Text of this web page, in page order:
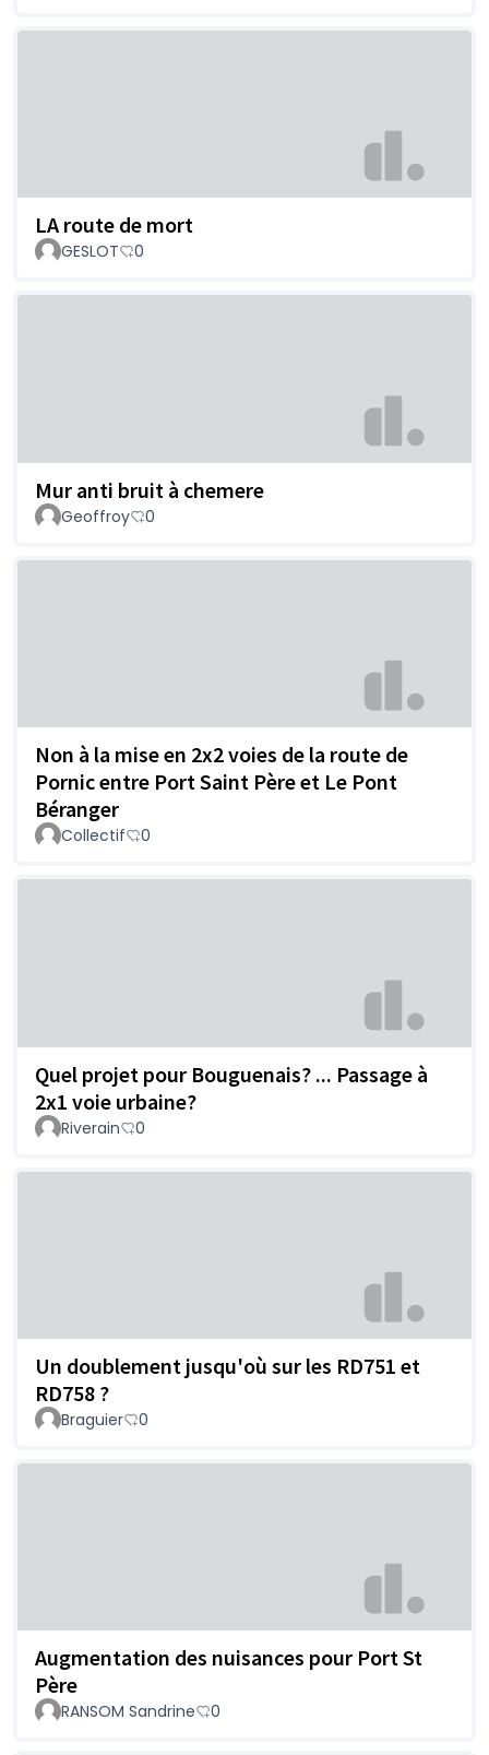
LA route de mort
GESLOT 0
Mur anti bruit à chemere
Geoffroy 0
Non à la mise en 2x2 voies de la route de
Pornic entre Port Saint Père et Le Pont
Béranger
Collectif 0
Quel projet pour Bouguenais? ... Passage à
2x1 voie urbaine?
Riverain 0
Un doublement jusqu'où sur les RD751 et
RD758 ?
Braguier 0
Augmentation des nuisances pour Port St
Père
RANSOM Sandrine 0